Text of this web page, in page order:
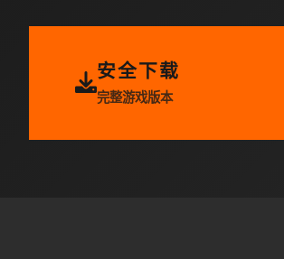
安全下载
完整游戏版本